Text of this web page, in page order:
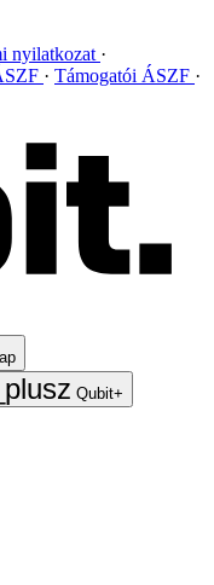
nyilatkozat
Támogatói ÁSZF
Qubit+